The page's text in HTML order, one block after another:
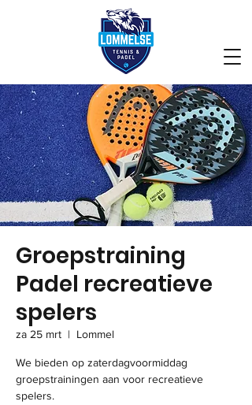
Groepstraining
Padel recreatieve
spelers
za 25 mrt
  |
Lommel
We bieden op zaterdagvoormiddag
groepstrainingen aan voor recreatieve
spelers.